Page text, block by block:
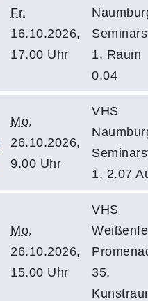
Fr.
16.10.2026,
17.00 Uhr
1, Raum
0.04
Mo.
26.10.2026,
9.00 Uhr
VHS
1, 2.07
Mo.
26.10.2026,
15.00 Uhr
VHS
35,